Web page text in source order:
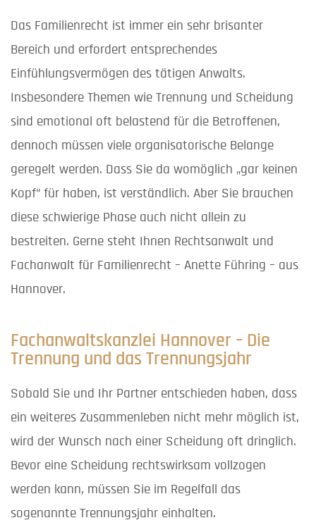
Das Familienrecht ist immer ein sehr brisanter
Bereich und erfordert entsprechendes
Einfühlungsvermögen des tätigen Anwalts.
Insbesondere Themen wie Trennung und Scheidung
sind emotional oft belastend für die Betroffenen,
dennoch müssen viele organisatorische Belange
geregelt werden. Dass Sie da womöglich „gar keinen
Kopf“ für haben, ist verständlich. Aber Sie brauchen
diese schwierige Phase auch nicht allein zu
bestreiten. Gerne steht Ihnen Rechtsanwalt und
Fachanwalt für Familienrecht – Anette Führing – aus
Hannover.
Fachanwaltskanzlei Hannover – Die
Trennung und das Trennungsjahr
Sobald Sie und Ihr Partner entschieden haben, dass
ein weiteres Zusammenleben nicht mehr möglich ist,
wird der Wunsch nach einer Scheidung oft dringlich.
Bevor eine Scheidung rechtswirksam vollzogen
werden kann, müssen Sie im Regelfall das
sogenannte Trennungsjahr einhalten.